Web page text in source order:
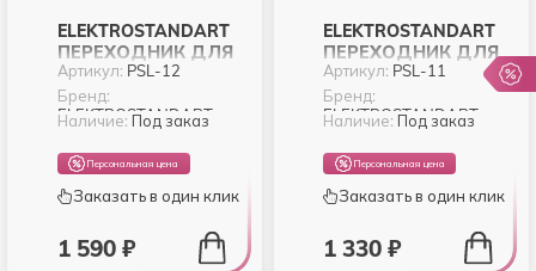
ELEKTROSTANDART
ПЕРЕХОДНИК ДЛЯ
НЕОНА LS001 220V
5050 RGB
ОДНОСТОРОННИЙ
Артикул: PSL-12
Бренд:
ELEKTROSTANDART
Наличие: Под заказ
Персональная цена
Заказать в один клик
1 590 ₽
ELEKTROSTANDART
ПЕРЕХОДНИК ДЛЯ
НЕОНА LS003 220V
2835 КРУГЛЫЙ
16ММ (10PKT) (PSL-
Артикул: PSL-11
Бренд:
ELEKTROSTANDART
Наличие: Под заказ
Персональная цена
Заказать в один клик
1 330 ₽